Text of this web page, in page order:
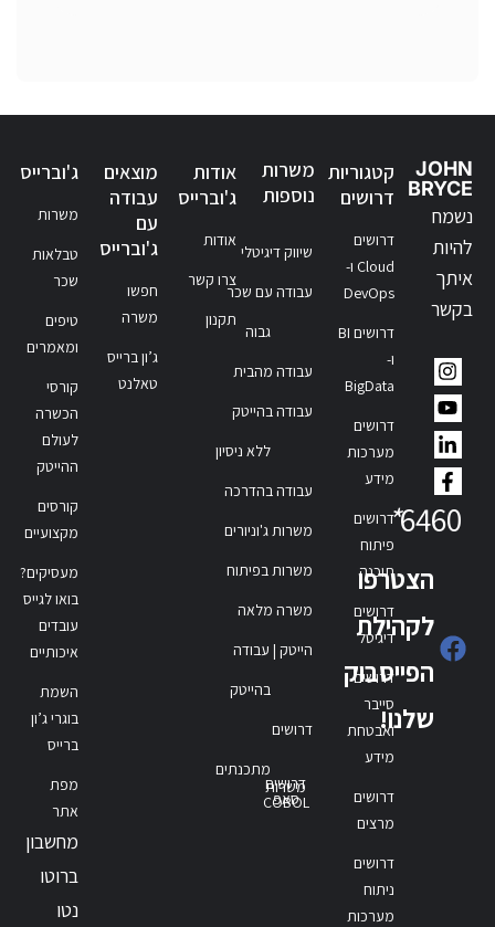
JOHN
BRYCE
נשמח
להיות
איתך
בקשר
6460
*
הצטרפו
לקהילת
הפייסבוק
שלנו!
קטגוריות
דרושים
דרושים
Cloud ו-
DevOps
דרושים BI
ו-
BigData
דרושים
מערכות
מידע
דרושים
פיתוח
תוכנה
דרושים
דיגיטל
דרושים
סייבר
ואבטחת
מידע
דרושים
מרצים
דרושים
ניתוח
מערכות
משרות
נוספות
שיווק דיגיטלי
עבודה עם שכר
גבוה
עבודה מהבית
עבודה בהייטק
ללא ניסיון
עבודה בהדרכה
משרות ג'וניורים
משרות בפיתוח
משרה מלאה
הייטק | עבודה
בהייטק
דרושים
מתכנתים
דרושים
סאפ
משרות
COBOL
אודות
ג'וברייס
אודות
צרו קשר
תקנון
מוצאים
עבודה
עם
ג'וברייס
חפשו
משרה
ג’ון ברייס
טאלנט
ג'וברייס
משרות
טבלאות
שכר
טיפים
ומאמרים
קורסי
הכשרה
לעולם
ההייטק
קורסים
מקצועיים
מעסיקים?
בואו לגייס
עובדים
איכותיים
השמת
בוגרי ג’ון
ברייס
מפת
אתר
מחשבון
ברוטו
נטו